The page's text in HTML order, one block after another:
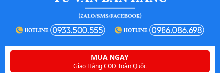
MUA NGAY
Giao Hàng COD Toàn Quốc